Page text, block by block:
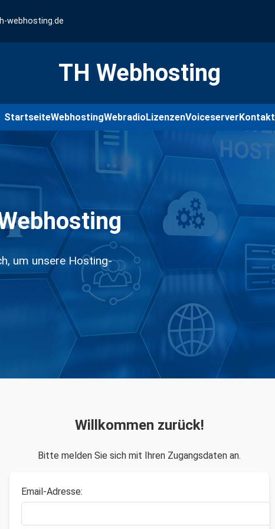
webhosting.de
TH Webhosting
StartseiteWebhostingWebradioLizenzenVoiceserverKontakt
um unsere Hosting-
Willkommen zurück!
Bitte melden Sie sich mit Ihren Zugangsdaten an.
Email-Adresse: